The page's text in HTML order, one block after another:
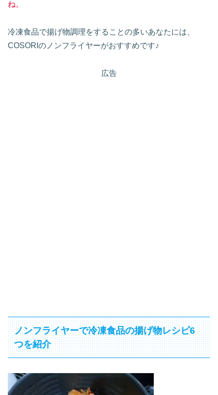
ね。
冷凍食品で揚げ物調理をすることの多いあなたには、
COSORIのノンフライヤーがおすすめです♪
広告
ノンフライヤーで冷凍食品の揚げ物レシピ6
つを紹介